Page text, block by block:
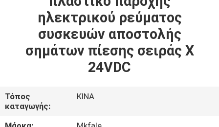
ΠΡΟΪΌΝΤΑ
ΠΕΡΊΠΟΥ
ΓΎΡΟΣ
ΕΡΓΟΣΤΑΣΊΩΝ
ηλεκτρικού ρεύματος
συσκευών αποστολής
σημάτων πίεσης σειράς Χ
24VDC
Τόπος
καταγωγής:
ΚΙΝΑ